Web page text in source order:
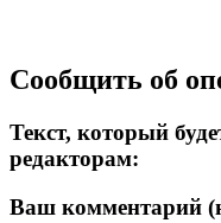
Сообщить об
Текст, который
редакторам:
Ваш комментарий